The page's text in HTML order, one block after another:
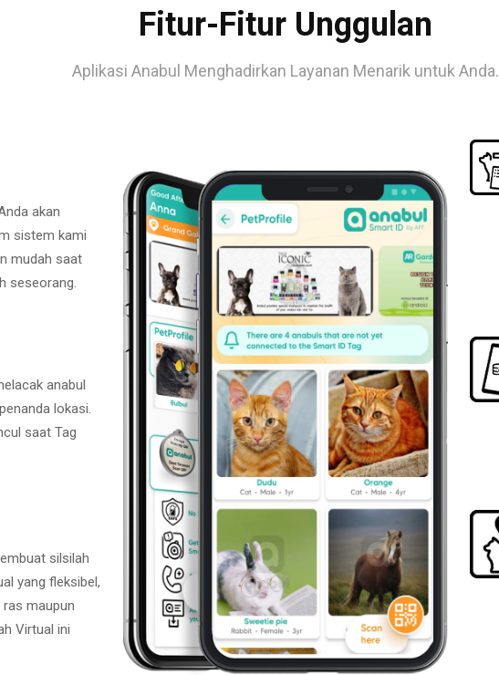
Fitur-Fitur Unggulan
Aplikasi Anabul Menghadirkan Layanan Menarik untuk Anda.
akan
sistem kami
mudah saat
seseorang.
anabul
lokasi.
saat Tag
silsilah
yang fleksibel,
ras maupun
Virtual ini